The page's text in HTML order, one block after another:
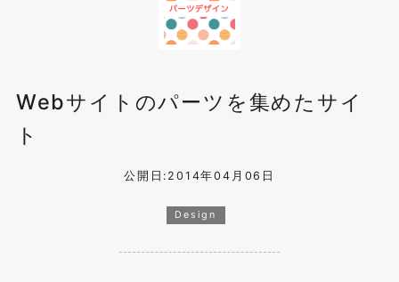
Webサイトのパーツを集めたサイ
ト
公開日:2014年04月06日
Design